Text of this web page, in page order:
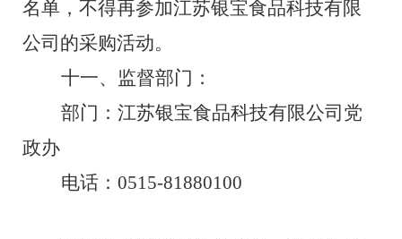
名单，不得再参加江苏银宝食品科技有限
公司 的采购活动。
十一、监督部门：
部门：江苏银宝食品科技有限公司 党
政办
电话： 0515-81880100